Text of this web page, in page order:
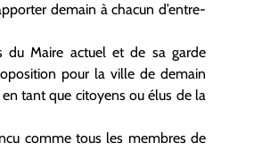
demain à chacun d’entre-
du Maire actuel et de sa garde
pour la ville de demain
tant que citoyens ou élus de la
comme tous les membres de